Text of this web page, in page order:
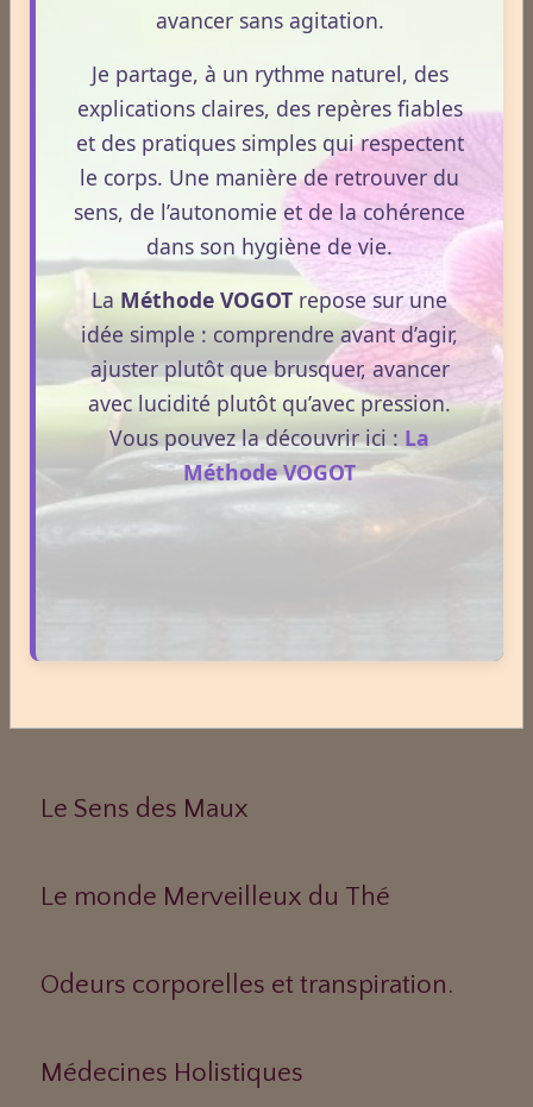
Cliquez ici pour consulter les
tarifs.
Le Frêne commun
Le Sens des Maux
Le monde Merveilleux du Thé
Odeurs corporelles et transpiration.
Médecines Holistiques
avancer sans agitation.
Je partage, à un rythme naturel, des
explications claires, des repères fiables
et des pratiques simples qui respectent
le corps. Une manière de retrouver du
sens, de l’autonomie et de la cohérence
dans son hygiène de vie.
La Méthode VOGOT repose sur une
idée simple : comprendre avant d’agir,
ajuster plutôt que brusquer, avancer
avec lucidité plutôt qu’avec pression.
Vous pouvez la découvrir ici : La
Méthode VOGOT